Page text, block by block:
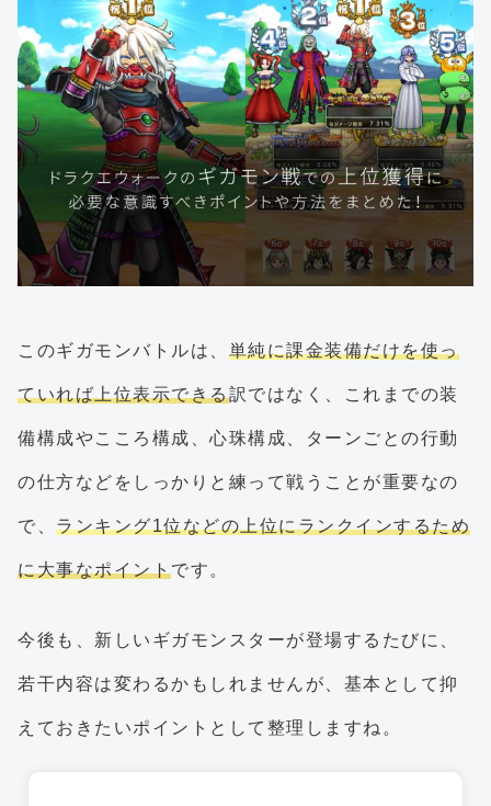
このギガモンバトルは、 単純に課金装備だけを使っ
ていれば上位表示できる訳ではなく、これまでの装
備構成やこころ構成、心珠構成、ターンごとの行動
の仕方などをしっかりと練って戦うことが重要なの
で、 ランキング1位などの上位にランクインするため
に大事なポイントです。
今後も、新しいギガモンスターが登場するたびに、
若干内容は変わるかもしれませんが、基本として抑
えておきたいポイントとして整理しますね。